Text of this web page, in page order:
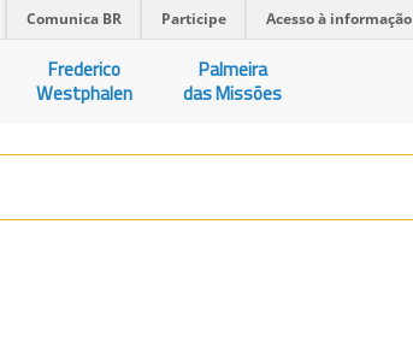
Comunica BR Participe Acesso à informação
Frederico
Westphalen
Palmeira
das Missões